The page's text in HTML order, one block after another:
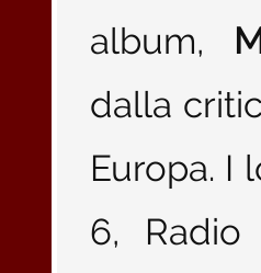
album,
dalla
Europa. I
6,